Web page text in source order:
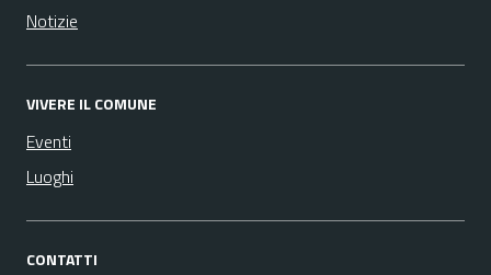
Notizie
VIVERE IL COMUNE
Eventi
Luoghi
CONTATTI